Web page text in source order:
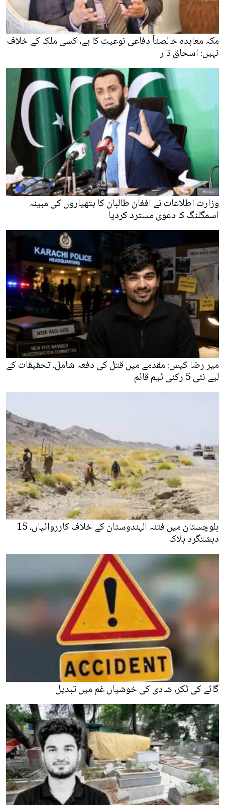
مکہ معاہدہ خالصتاً دفاعی نوعیت کا ہے، کسی ملک کے خلاف
نہیں: اسحاق ڈار
وزارت اطلاعات نے افغان طالبان کا ہتھیاروں کی مبینہ
اسمگلنگ کا دعویٰ مسترد کردیا
میر رضا کیس: مقدمے میں قتل کی دفعہ شامل، تحقیقات کے
لیے نئی 5 رکنی ٹیم قائم
بلوچستان میں فتنہ الہندوستان کے خلاف کارروائیاں، 15
دہشتگرد ہلاک
گائے کی ٹکر، شادی کی خوشیاں غم میں تبدیل